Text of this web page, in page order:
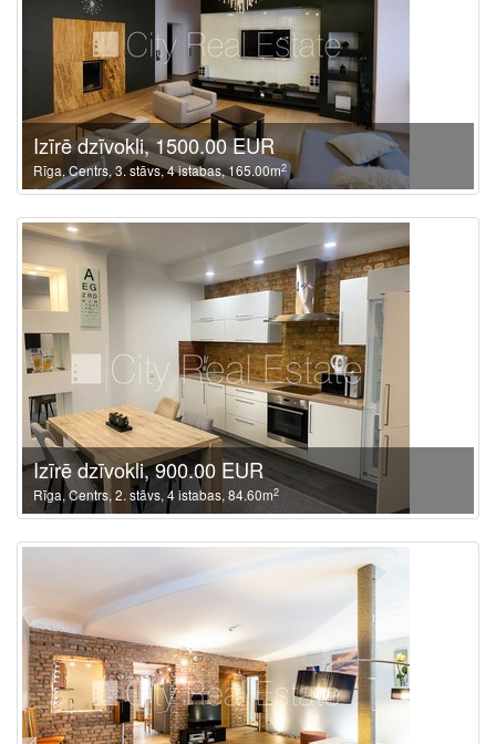
Izīrē dzīvokli, 1500.00 EUR
Rīga, Centrs, 3. stāvs, 4 istabas, 165.00m2
Izīrē dzīvokli, 900.00 EUR
Rīga, Centrs, 2. stāvs, 4 istabas, 84.60m2